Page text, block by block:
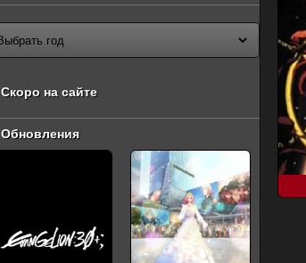
Скоро на сайте
Обновления